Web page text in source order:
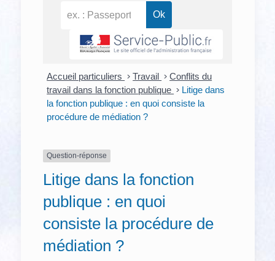
Accueil particuliers > Travail > Conflits du
travail dans la fonction publique > Litige dans
la fonction publique : en quoi consiste la
procédure de médiation ?
Question-réponse
Litige dans la fonction
publique : en quoi
consiste la procédure de
médiation ?